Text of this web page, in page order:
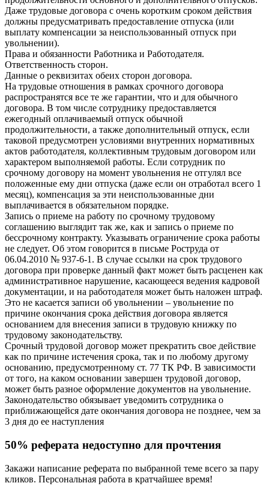
Даже трудовые договора с очень коротким сроком действия
должны предусматривать предоставление отпуска (или
выплату компенсации за неиспользованный отпуск при
увольнении).
Права и обязанности Работника и Работодателя.
Ответственность сторон.
Данные о реквизитах обеих сторон договора.
На трудовые отношения в рамках срочного договора
распространятся все те же гарантии, что и для обычного
договора. В том числе сотруднику предоставляется
ежегодный оплачиваемый отпуск обычной
продолжительности, а также дополнительный отпуск, если
таковой предусмотрен условиями внутренних нормативных
актов работодателя, коллективным трудовым договором или
характером выполняемой работы. Если сотрудник по
срочному договору на момент увольнения не отгулял все
положенные ему дни отпуска (даже если он отработал всего 1
месяц), компенсация за эти неиспользованные дни
выплачивается в обязательном порядке.
Запись о приеме на работу по срочному трудовому
соглашению выглядит так же, как и запись о приеме по
бессрочному контракту. Указывать ограничение срока работы
не следует. Об этом говорится в письме Роструда от
06.04.2010 № 937-6-1. В случае ссылки на срок трудового
договора при проверке данный факт может быть расценен как
административное нарушение, касающееся ведения кадровой
документации, и на работодателя может быть наложен штраф.
Это не касается записи об увольнении – увольнение по
причине окончания срока действия договора является
основанием для внесения записи в трудовую книжку по
трудовому законодательству.
Срочный трудовой договор может прекратить свое действие
как по причине истечения срока, так и по любому другому
основанию, предусмотренному ст. 77 ТК РФ. В зависимости
от того, на каком основании завершен трудовой договор,
может быть разное оформление документов на увольнение.
Законодательство обязывает уведомить сотрудника о
приближающейся дате окончания договора не позднее, чем за
3 дня до ее наступления
50% реферата недоступно для прочтения
Закажи написание реферата по выбранной теме всего за пару
кликов. Персональная работа в кратчайшее время!